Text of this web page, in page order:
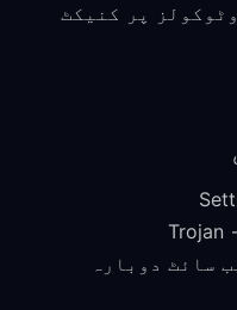
پر کنیکٹ
سائٹ دوبارہ